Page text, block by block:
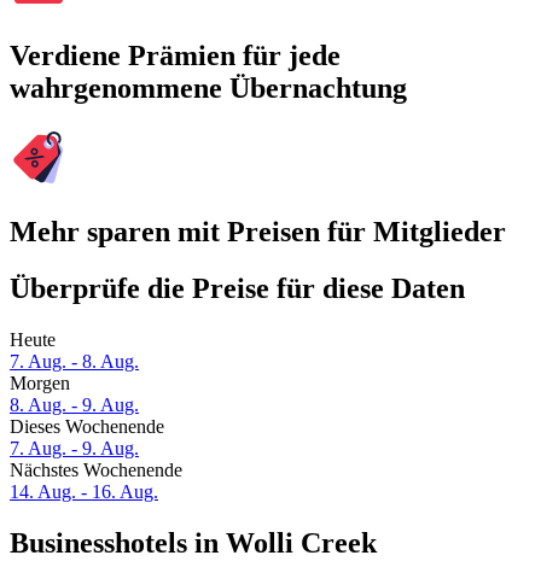
Verdiene Prämien für jede
wahrgenommene Übernachtung
Mehr sparen mit Preisen für Mitglieder
Überprüfe die Preise für diese Daten
Heute
7. Aug. - 8. Aug.
Morgen
8. Aug. - 9. Aug.
Dieses Wochenende
7. Aug. - 9. Aug.
Nächstes Wochenende
14. Aug. - 16. Aug.
Businesshotels in Wolli Creek